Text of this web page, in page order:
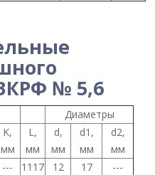
№ 5,6
Диаметры
K,
мм
L,
мм
d,
мм
d1,
мм
d2,
мм
--- 1117 12 17 ---